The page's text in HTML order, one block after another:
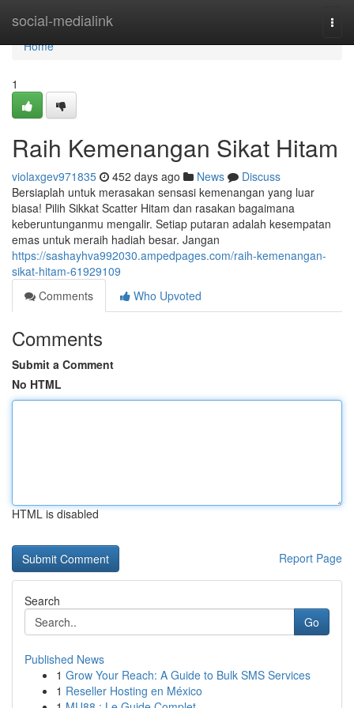
social-medialink
Home
Home
1
Raih Kemenangan Sikat Hitam
violaxgev971835 452 days ago News
Discuss
Bersiaplah untuk merasakan sensasi kemenangan yang luar
biasa! Pilih Sikkat Scatter Hitam dan rasakan bagaimana
keberuntunganmu mengalir. Setiap putaran adalah kesempatan
emas untuk meraih hadiah besar. Jangan
https://sashayhva992030.ampedpages.com/raih-kemenangan-
sikat-hitam-61929109
Comments
Who Upvoted
Comments
Submit a Comment
No HTML
HTML is disabled
Report Page
Search
Go
Published News
1 Grow Your Reach: A Guide to Bulk SMS Services
1 Reseller Hosting en México